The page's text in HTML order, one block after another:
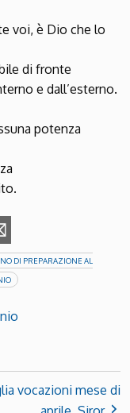
voi, è Dio che lo
di fronte
e dall’esterno.
potenza
DI PREPARAZIONE AL
vocazioni mese di